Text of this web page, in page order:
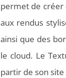
permet de créer
aux rendus
ainsi que des
le cloud. Le
partir de son